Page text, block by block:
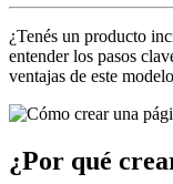
¿Tenés un producto
entender los pasos
ventajas de este
¿Por qué